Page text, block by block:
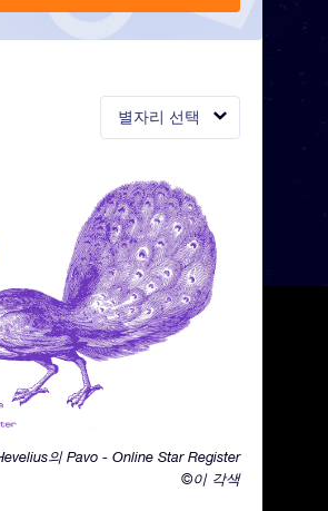
별자리 선택
의 Pavo - Online Star Register
©이 각색